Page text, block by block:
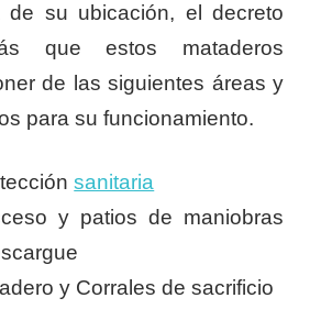
de su ubicación, el decreto
que estos mataderos
de las siguientes áreas y
para su funcionamiento.
sanitaria
y patios de maniobras
y Corrales de sacrificio